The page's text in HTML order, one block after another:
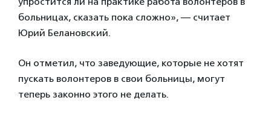
больницах, сказать пока сложно», — считает
Юрий Белановский.
Он отметил, что заведующие, которые не хотят
пускать волонтеров в свои больницы, могут
теперь законно этого не делать.